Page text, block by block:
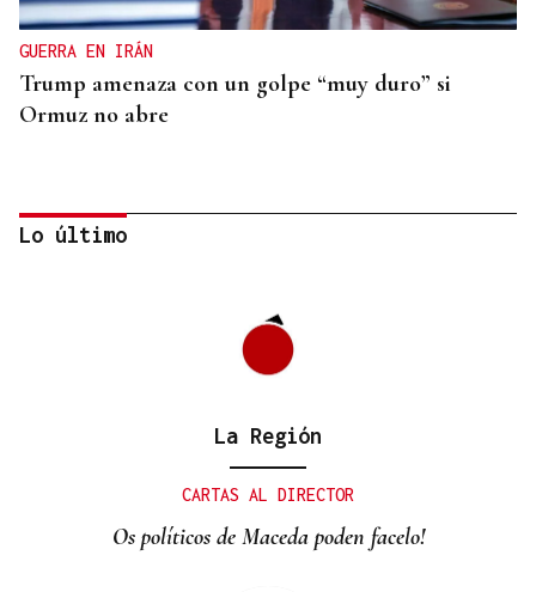
GUERRA EN IRÁN
Trump amenaza con un golpe “muy duro” si
Ormuz no abre
REPRESENTANTE DE EEUU EN BRASILIA
EEUU revoca el visado de la embajadora de Brasil
en el Washington
Lo último
La Región
CARTAS AL DIRECTOR
Os políticos de Maceda poden facelo!